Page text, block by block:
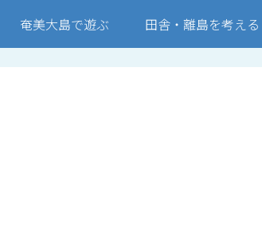
奄美大島で遊ぶ 田舎・離島を考える